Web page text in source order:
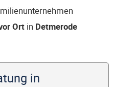
Ort in Detmerode
in